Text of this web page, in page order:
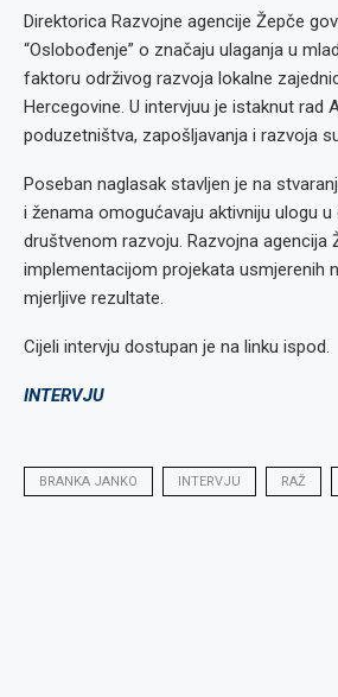
Direktorica Razvojne agencije Žepče
“Oslobođenje” o značaju ulaganja u
faktoru održivog razvoja lokalne
Hercegovine. U intervjuu je istaknut rad
poduzetništva, zapošljavanja i razvoja
Poseban naglasak stavljen je na
i ženama omogućavaju aktivniju ulogu
društvenom razvoju. Razvojna agencija
implementacijom projekata usmjerenih
mjerljive rezultate.
Cijeli intervju dostupan je na linku ispod.
INTERVJU
BRANKA JANKO INTERVJU RAŽ